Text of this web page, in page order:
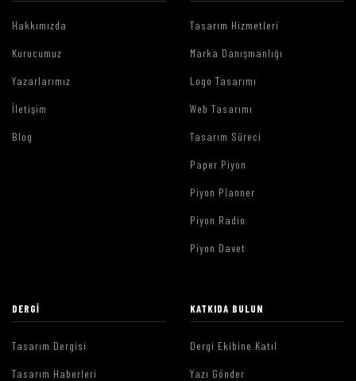
Hakkımızda
Kurucumuz
Yazarlarımız
İletişim
Blog
Tasarım Hizmetleri
Marka Danışmanlığı
Logo Tasarımı
Web Tasarımı
Tasarım Süreci
Paper Piyon
Piyon Planner
Piyon Radio
Piyon Davet
DERGI
Tasarım Dergisi
Tasarım Haberleri
KATKIDA BULUN
Dergi Ekibine Katıl
Yazı Gönder